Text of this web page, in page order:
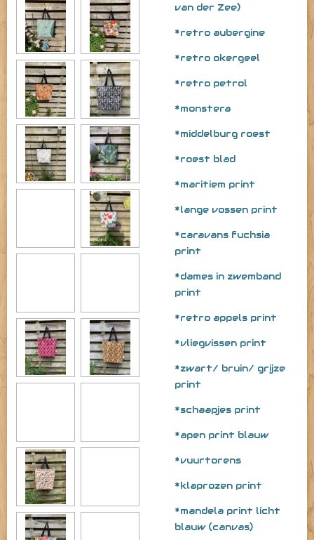
van der Zee)
*retro aubergine
*retro okergeel
*retro petrol
*monstera
*middelburg roest
*roest blad
*maritiem print
*lange vossen print
*caravans fuchsia
print
*dames in zwemband
print
*retro appels print
*vliegvissen print
*zwart/ bruin/ grijze
print
*schaapjes print
*apen print blauw
*vuurtorens
*klaprozen print
*mandela print licht
blauw (canvas)